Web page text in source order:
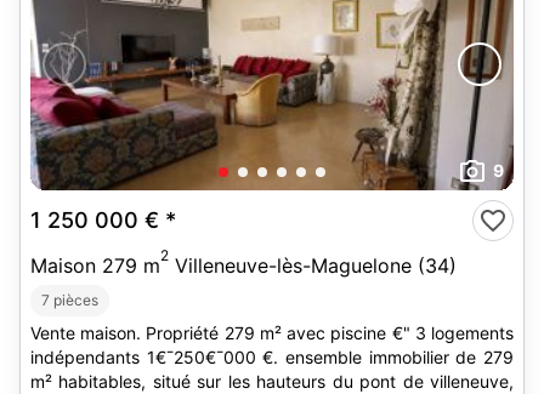
9
1 250 000 € *
Maison 279 m2 Villeneuve-lès-Maguelone (34)
7 pièces
Vente maison. Propriété 279 m² avec piscine €" 3 logements
indépendants 1€¯250€¯000 €. ensemble immobilier de 279
m² habitables, situé sur les hauteurs du pont de villeneuve,